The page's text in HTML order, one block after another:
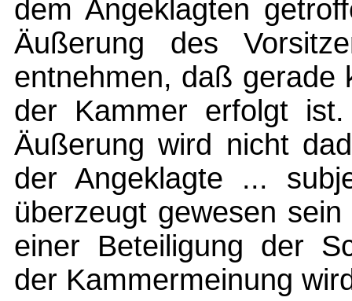
dem Angeklagten
Äußerung des
entnehmen, daß gerade
der Kammer erfolgt
Äußerung wird nicht
der Angeklagte ...
überzeugt gewesen
einer Beteiligung der
der Kammermeinung